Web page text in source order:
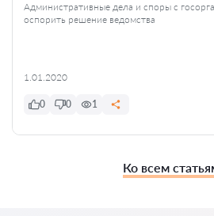
Административные дела и споры с
оспорить решение ведомства
1.01.2020
0 0 1
Ко всем